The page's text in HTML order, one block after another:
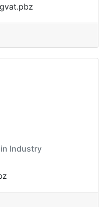
zb
Industry